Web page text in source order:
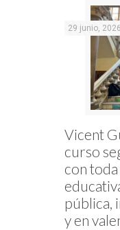
29 junio, 2026
Vicent
curso
con
pública,
y en